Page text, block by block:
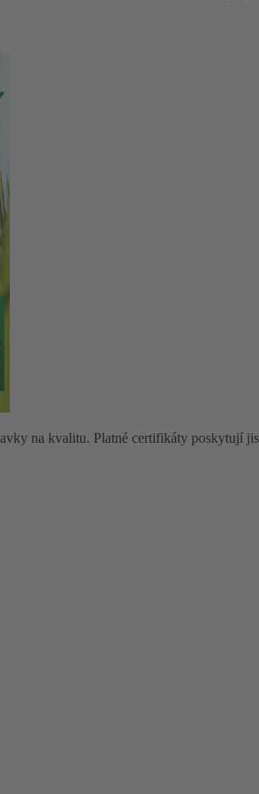
na kvalitu. Platné certifikáty poskytují